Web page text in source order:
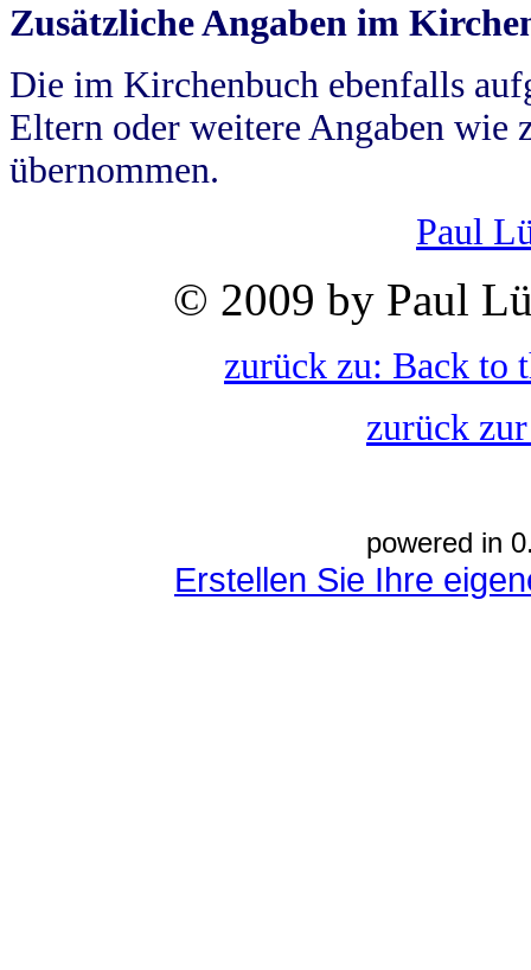
Zusätzliche Angaben im
Die im Kirchenbuch ebenfalls
Eltern oder weitere Angaben wie
übernommen.
Paul
© 2009 by Paul
zurück zu: Back to
zurück
powered in
Erstellen Sie Ihre